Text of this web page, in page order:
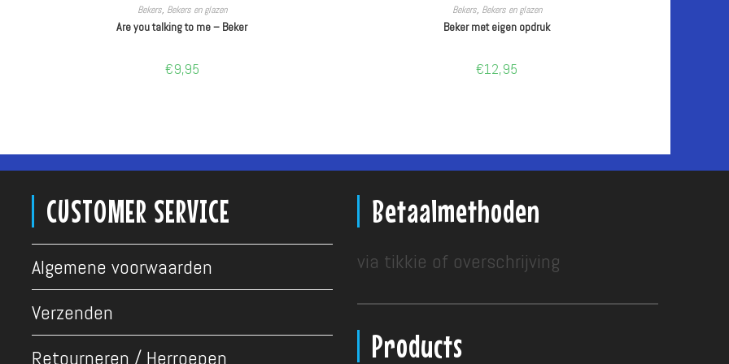
LEES VERDER
Bekers, Bekers en glazen
Are you talking to me – Beker
€9,95
CUSTOMIZE
Bekers, Bekers en glazen
Beker met eigen opdruk
€12,95
CUSTOMER SERVICE
Algemene voorwaarden
Verzenden
Retourneren / Herroepen
Betaalmethoden
via tikkie of overschrijving
Products